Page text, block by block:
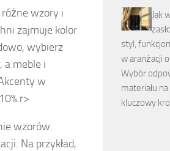
wzory i
zajmuje kolor
wybierz
a meble i
w
r>
wzorów.
Na przykład,
Jak
styl,
w aranżacji
Wybór
materiału
kluczowy